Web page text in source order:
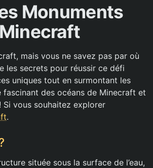
Monuments
mais vous ne savez pas par où
les secrets pour réussir ce défi
uniques tout en surmontant les
fascinant des océans de Minecraft et
vous souhaitez explorer
.
située sous la surface de l’eau,